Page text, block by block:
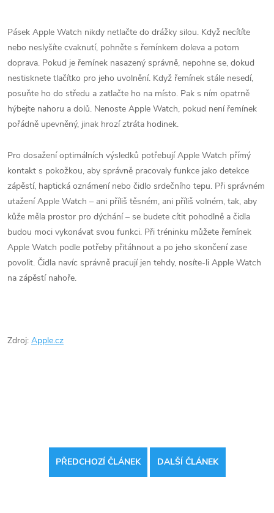
Pásek Apple Watch nikdy netlačte do drážky silou. Když necítíte
nebo neslyšíte cvaknutí, pohněte s řemínkem doleva a potom
doprava. Pokud je řemínek nasazený správně, nepohne se, dokud
nestisknete tlačítko pro jeho uvolnění. Když řemínek stále nesedí,
posuňte ho do středu a zatlačte ho na místo. Pak s ním opatrně
hýbejte nahoru a dolů. Nenoste Apple Watch, pokud není řemínek
pořádně upevněný, jinak hrozí ztráta hodinek.
Pro dosažení optimálních výsledků potřebují Apple Watch přímý
kontakt s pokožkou, aby správně pracovaly funkce jako detekce
zápěstí, haptická oznámení nebo čidlo srdečního tepu. Při správném
utažení Apple Watch – ani příliš těsném, ani příliš volném, tak, aby
kůže měla prostor pro dýchání – se budete cítit pohodlně a čidla
budou moci vykonávat svou funkci. Při tréninku můžete řemínek
Apple Watch podle potřeby přitáhnout a po jeho skončení zase
povolit. Čidla navíc správně pracují jen tehdy, nosíte‑li Apple Watch
na zápěstí nahoře.
Zdroj: Apple.cz
PŘEDCHOZÍ ČLÁNEK DALŠÍ ČLÁNEK